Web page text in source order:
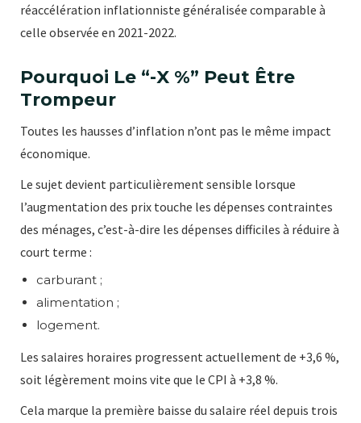
réaccélération inflationniste généralisée comparable à
celle observée en 2021-2022.
Pourquoi Le “-X %” Peut Être
Trompeur
Toutes les hausses d’inflation n’ont pas le même impact
économique.
Le sujet devient particulièrement sensible lorsque
l’augmentation des prix touche les dépenses contraintes
des ménages, c’est-à-dire les dépenses difficiles à réduire à
court terme :
carburant ;
alimentation ;
logement.
Les salaires horaires progressent actuellement de +3,6 %,
soit légèrement moins vite que le CPI à +3,8 %.
Cela marque la première baisse du salaire réel depuis trois